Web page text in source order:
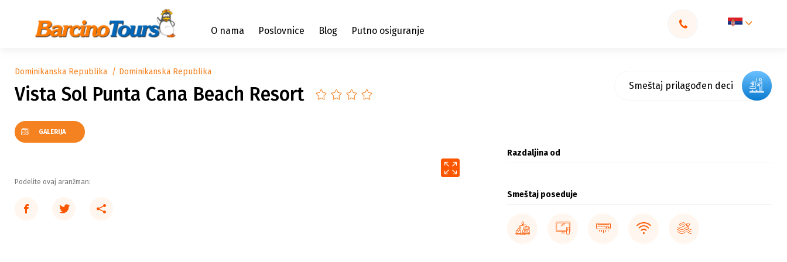
O nama Poslovnice Blog Putno osiguranje
Dominikanska Republika Dominikanska Republika
Vista Sol Punta Cana Beach Resort Smeštaj prilagođen deci
GALERIJA
Podelite ovaj aranžman:
Razdaljina od
Smeštaj poseduje